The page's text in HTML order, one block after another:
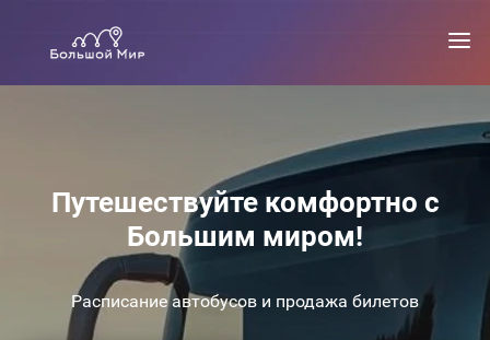
Путешествуйте комфортно с
Большим миром!
Расписание автобусов и продажа билетов